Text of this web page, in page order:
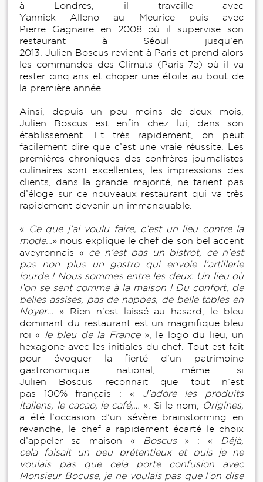
à Londres, il travaille avec
Yannick Alleno au Meurice puis avec
Pierre Gagnaire en 2008 où il supervise son
restaurant à Séoul jusqu’en
2013. Julien Boscus revient à Paris et prend alors
les commandes des Climats (Paris 7e) où il va
rester cinq ans et choper une étoile au bout de
la première année.
Ainsi, depuis un peu moins de deux mois,
Julien Boscus est enfin chez lui, dans son
établissement. Et très rapidement, on peut
facilement dire que c’est une vraie réussite. Les
premières chroniques des confrères journalistes
culinaires sont excellentes, les impressions des
clients, dans la grande majorité, ne tarient pas
d’éloge sur ce nouveaux restaurant qui va très
rapidement devenir un immanquable.
«
Ce que j’ai voulu faire, c’est un lieu contre la
mode…» nous explique le chef de son bel accent
aveyronnais « ce n’est pas un bistrot, ce n’est
pas non plus un gastro qui envoie l’artillerie
lourde ! Nous sommes entre les deux. Un lieu où
l’on se sent comme à la maison ! Du confort, de
belles assises, pas de nappes, de belle tables en
Noyer… » Rien n’est laissé au hasard, le bleu
dominant du restaurant est un magnifique bleu
roi «
le bleu de la France», le logo du lieu, un
hexagone avec les initiales du chef. Tout est fait
pour évoquer la fierté d’un patrimoine
gastronomique national, même si
Julien Boscus reconnait que tout n’est
pas 100% français : « J’adore les produits
italiens, le cacao, le café,… ». Si le nom,
Origines,
a été l’occasion d’un sévère brainstorming en
revanche, le chef a rapidement écarté le choix
d’appeler sa maison «
Boscus» : «
Déjà,
cela faisait un peu prétentieux et puis je ne
voulais pas que cela porte confusion avec
Monsieur Bocuse, je ne voulais pas que l’on dise